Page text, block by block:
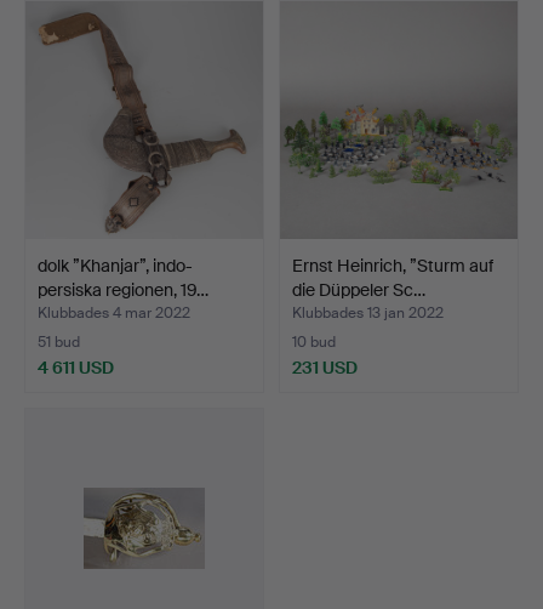
dolk ”Khanjar”, indo-
persiska regionen, 19…
Klubbades 4 mar 2022
51 bud
4 611 USD
Ernst Heinrich, ”Sturm auf
die Düppeler Sc…
Klubbades 13 jan 2022
10 bud
231 USD